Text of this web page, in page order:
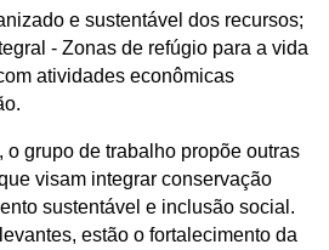
e sustentável dos recursos;
- Zonas de refúgio para a vida
atividades econômicas
grupo de trabalho propõe outras
visam integrar conservação
sustentável e inclusão social.
estão o fortalecimento da